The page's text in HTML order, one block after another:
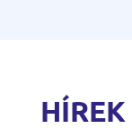
HÍREK